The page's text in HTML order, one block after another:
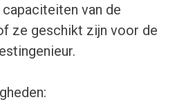
van de
ze geschikt zijn voor de